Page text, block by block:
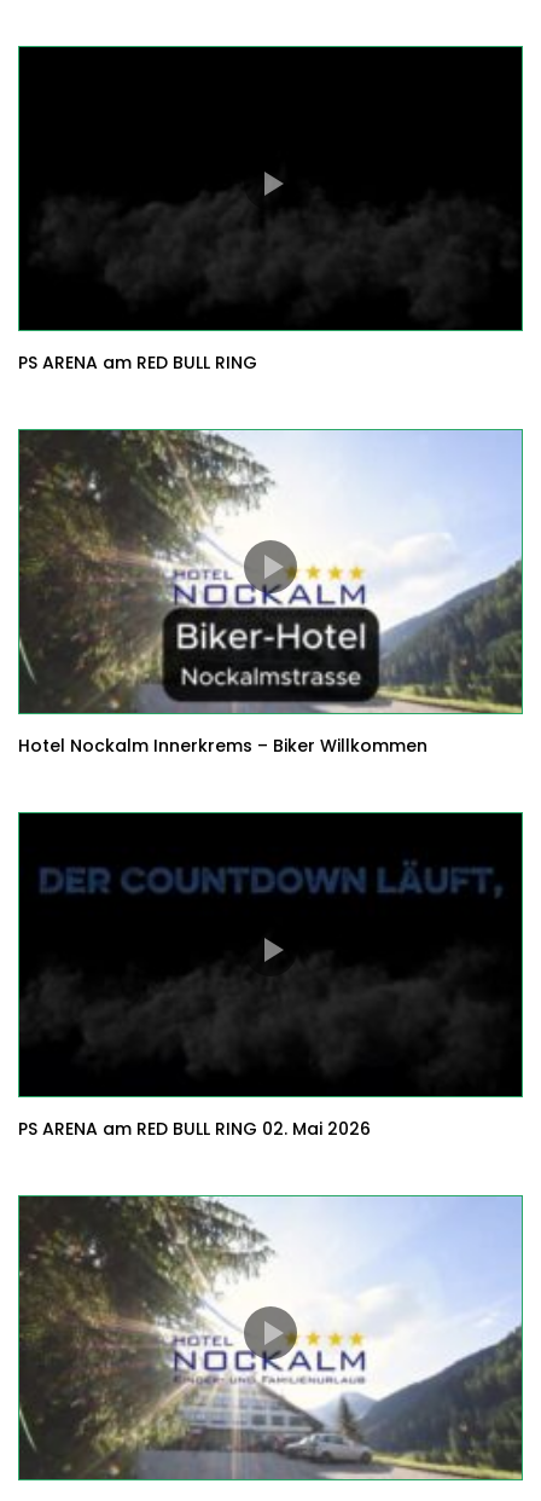
PS ARENA am RED BULL RING
Hotel Nockalm Innerkrems – Biker Willkommen
PS ARENA am RED BULL RING 02. Mai 2026